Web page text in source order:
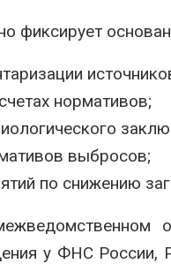
фиксирует
нормативов;
выбросов;
по снижению
у ФНС России,